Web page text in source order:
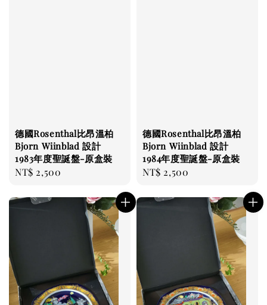
德國Rosenthal比昂溫柏
Bjorn Wiinblad 設計
1983年度聖誕盤-原盒裝
Regular
NT$ 2,500
德國Rosenthal比昂溫柏
Bjorn Wiinblad 設計
1984年度聖誕盤-原盒裝
Regular
NT$ 2,500